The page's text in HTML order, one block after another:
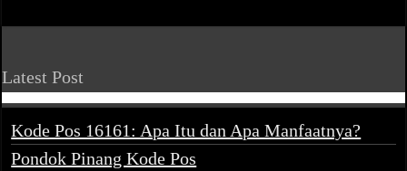
Latest Post
Kode Pos 16161: Apa Itu dan Apa Manfaatnya?
Pondok Pinang Kode Pos